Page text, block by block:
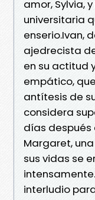
amor, Sylvia,
universitaria
enserio.Ivan,
ajedrecista
en su actitud
empático,
antítesis de
considera
días después
Margaret,
sus vidas se
interludio